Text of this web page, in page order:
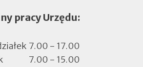
w
zakładce
pracy Urzędu:
7.00 - 17.00
7.00 - 15.00